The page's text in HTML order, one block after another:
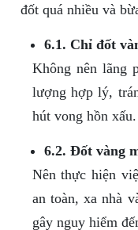
đốt quá nhiều và
6.1. Chỉ đốt
Không nên lãng
lượng hợp lý,
hút vong hồn xấu.
6.2. Đốt vàng
Nên thực hiện
an toàn, xa nhà
gây nguy hiểm